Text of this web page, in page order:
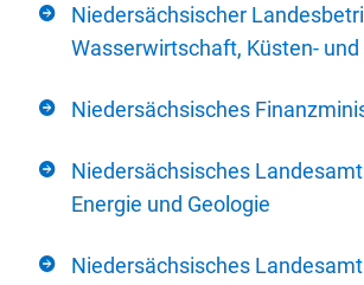
Niedersächsischer
Wasserwirtschaft, Küsten-
Niedersächsisches
Niedersächsisches
Energie und Geologie
Niedersächsisches